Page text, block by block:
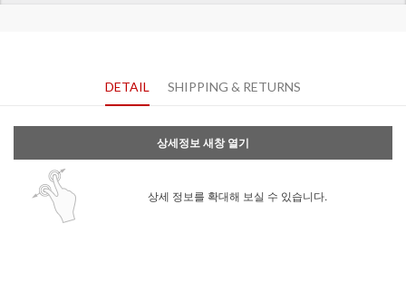
DETAIL SHIPPING & RETURNS
상세정보 새창 열기
상세 정보를 확대해 보실 수 있습니다.